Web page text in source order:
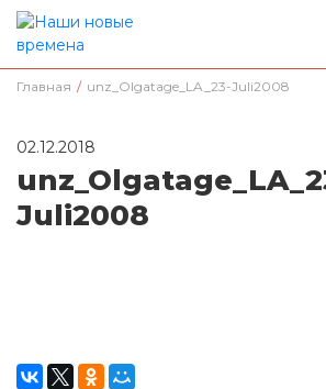
Главная / unz_Olgatage_LA_23-Juli2008
02.12.2018
Juli2008